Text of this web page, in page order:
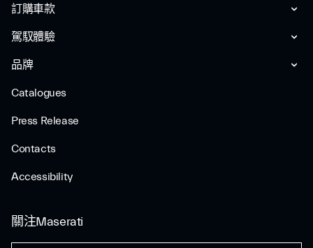
訂購車款
駕馭體驗
品牌
Catalogues
Press Release
Contacts
Accessibility
關注Maserati